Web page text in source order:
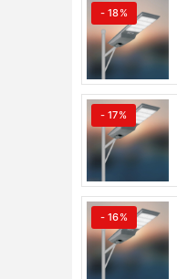
- 18%
- 17%
- 16%